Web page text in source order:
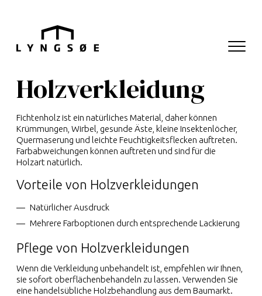
Holzverkleidung
Fichtenholz ist ein natürliches Material, daher können
Krümmungen, Wirbel, gesunde Äste, kleine Insektenlöcher,
Quermaserung und leichte Feuchtigkeitsflecken auftreten.
Farbabweichungen können auftreten und sind für die
Holzart natürlich.
Vorteile von Holzverkleidungen
Natürlicher Ausdruck
Mehrere Farboptionen durch entsprechende Lackierung
Pflege von Holzverkleidungen
Wenn die Verkleidung unbehandelt ist, empfehlen wir Ihnen,
sie sofort oberflächenbehandeln zu lassen. Verwenden Sie
eine handelsübliche Holzbehandlung aus dem Baumarkt.